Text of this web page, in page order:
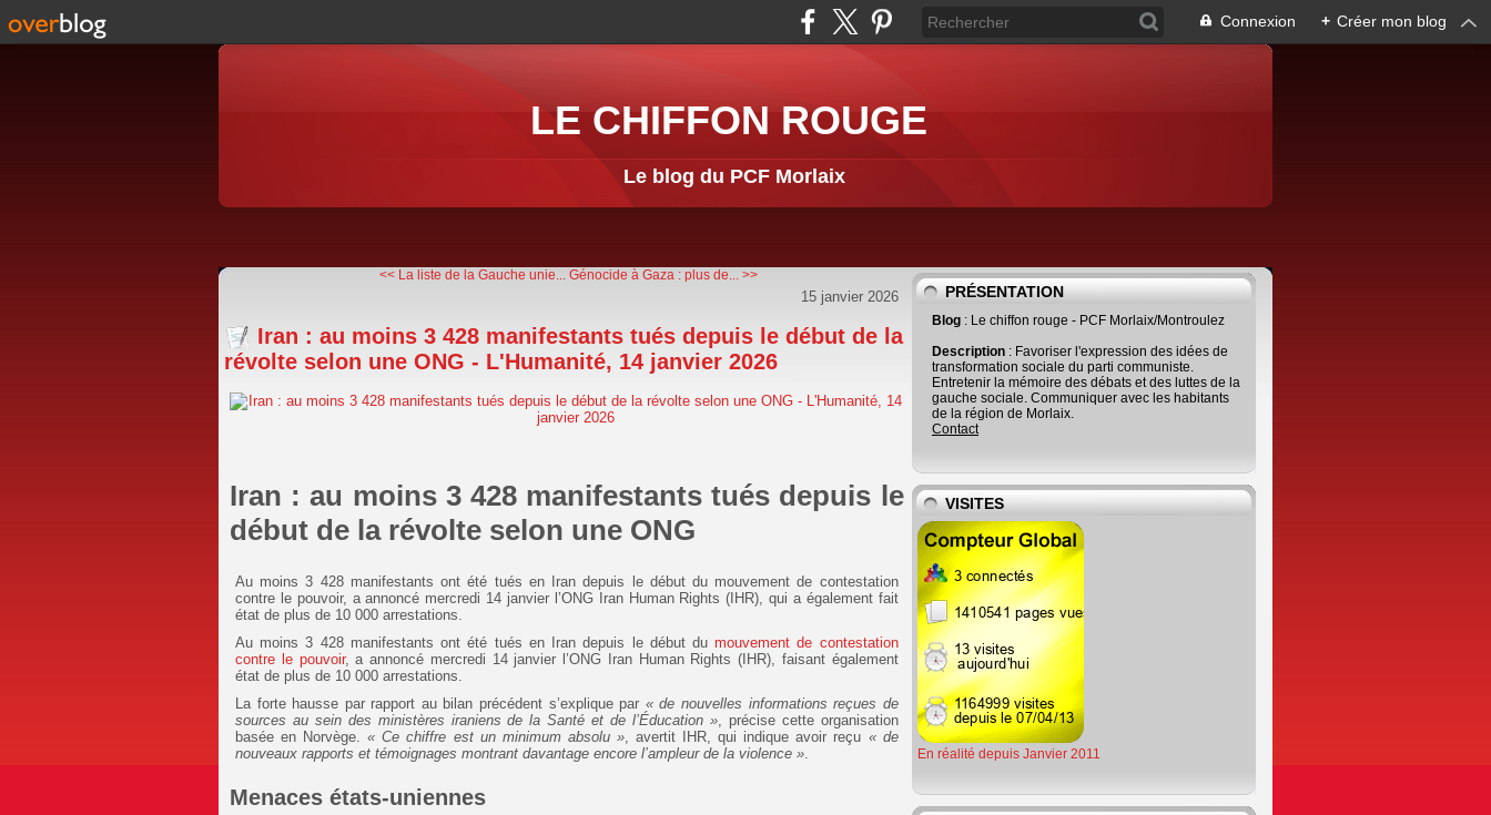
Connexion + Créer mon blog
LE CHIFFON ROUGE
Le blog du PCF Morlaix
<< La liste de la Gauche unie... Génocide à Gaza : plus de... >>
15 janvier 2026
Iran : au moins 3 428 manifestants tués depuis le début de la
révolte selon une ONG - L'Humanité, 14 janvier 2026
Iran : au moins 3 428 manifestants tués depuis le
début de la révolte selon une ONG
Au moins 3 428 manifestants ont été tués en Iran depuis le début du mouvement de contestation
contre le pouvoir, a annoncé mercredi 14 janvier l’ONG Iran Human Rights (IHR), qui a également fait
état de plus de 10 000 arrestations.
Au moins 3 428 manifestants ont été tués en Iran depuis le début dumouvement de contestation
contre le pouvoir, a annoncé mercredi 14 janvier l’ONG Iran Human Rights (IHR), faisant également
état de plus de 10 000 arrestations.
La forte hausse par rapport au bilan précédent s’explique par « de nouvelles informations reçues de
sources au sein des ministères iraniens de la Santé et de l’Éducation », précise cette organisation
basée en Norvège.« Ce chiffre est un minimum absolu », avertit IHR, qui indique avoir reçu « de
nouveaux rapports et témoignages montrant davantage encore l’ampleur de la violence »
Menaces états-uniennes
PRÉSENTATION
Blog : Le chiffon rouge - PCF Morlaix/Montroulez
Description : Favoriser l'expression des idées de
transformation sociale du parti communiste.
Entretenir la mémoire des débats et des luttes de la
gauche sociale. Communiquer avec les habitants
de la région de Morlaix.
Contact
VISITES
En réalité depuis Janvier 2011